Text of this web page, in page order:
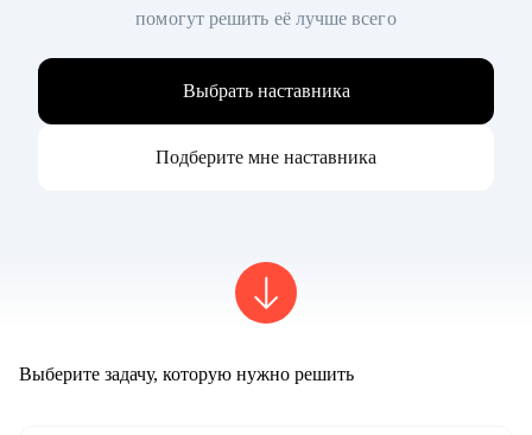
помогут решить её лучше всего
Выбрать наставника
Подберите мне наставника
Выберите задачу, которую нужно решить